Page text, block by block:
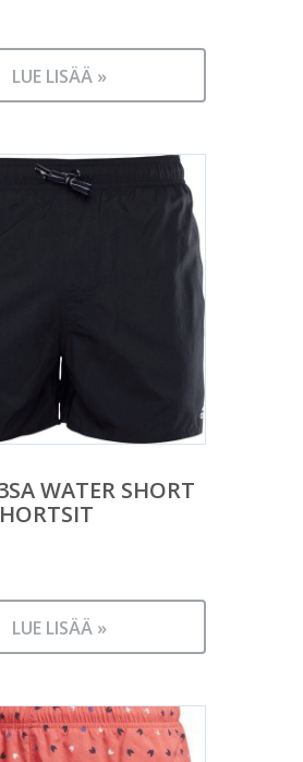
LUE LISÄÄ »
WATER SHORT
LUE LISÄÄ »